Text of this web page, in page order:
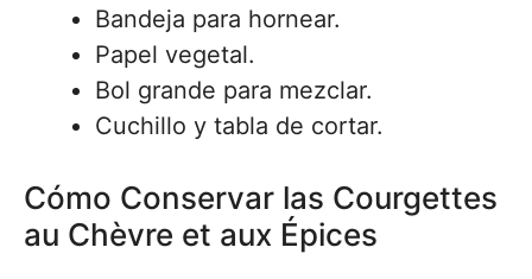
Bandeja para hornear.
Papel vegetal.
Bol grande para mezclar.
Cuchillo y tabla de cortar.
Cómo Conservar las Courgettes
au Chèvre et aux Épices